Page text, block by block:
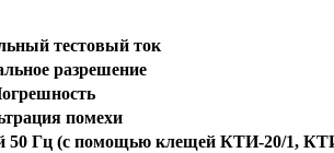
тестовый ток
разрешение
помехи
50 Гц (с помощью клещей КТИ-20/1,